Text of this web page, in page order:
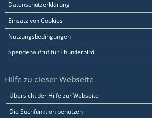
Datenschutzerklärung
Einsatz von Cookies
Nutzungsbedingungen
Spendenaufruf für Thunderbird
Hilfe zu dieser Webseite
Übersicht der Hilfe zur Webseite
Die Suchfunktion benutzen